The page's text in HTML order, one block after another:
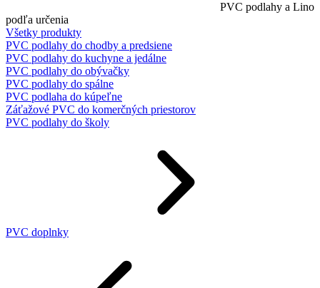
PVC podlahy a Lino
podľa určenia
Všetky produkty
PVC podlahy do chodby a predsiene
PVC podlahy do kuchyne a jedálne
PVC podlahy do obývačky
PVC podlahy do spálne
PVC podlaha do kúpeľne
Záťažové PVC do komerčných priestorov
PVC podlahy do školy
PVC doplnky